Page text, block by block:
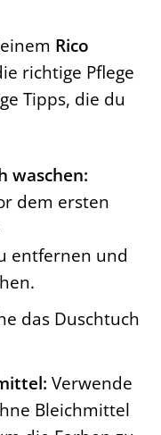
Rico
richtige Pflege
Tipps, die du
waschen:
dem ersten
entfernen und
das Duschtuch
Verwende
Bleichmittel